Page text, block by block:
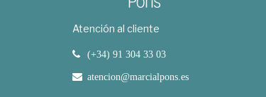
Atención al cliente
(+34) 91 304 33 03
atencion@marcialpons.es